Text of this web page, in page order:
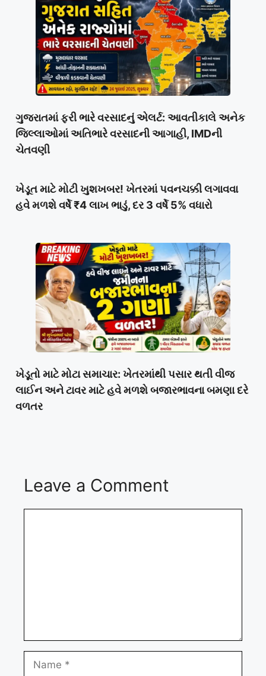
ગુજરાતમાં ફરી ભારે વરસાદનું એલર્ટ: આવતીકાલે અનેક
જિલ્લાઓમાં અતિભારે વરસાદની આગાહી, IMDની
ચેતવણી
ખેડૂત માટે મોટી ખુશખબર! ખેતરમાં પવનચક્કી લગાવવા
હવે મળશે વર્ષે ₹4 લાખ ભાડું, દર 3 વર્ષે 5% વધારો
ખેડૂતો માટે મોટા સમાચાર: ખેતરમાંથી પસાર થતી વીજ
લાઈન અને ટાવર માટે હવે મળશે બજારભાવના બમણા દરે
વળતર
Leave a Comment
Name